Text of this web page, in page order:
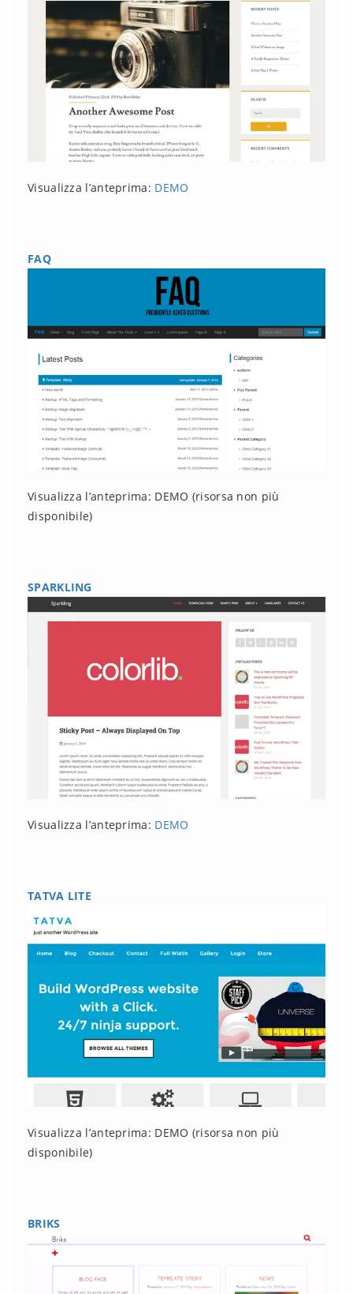
Visualizza l’anteprima: DEMO
FAQ
Visualizza l’anteprima: DEMO (risorsa non più
disponibile)
SPARKLING
Visualizza l’anteprima: DEMO
TATVA LITE
Visualizza l’anteprima: DEMO (risorsa non più
disponibile)
BRIKS